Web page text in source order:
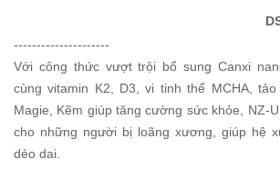
---------------------
Với công thức vượt trội bổ sung Canxi
cùng vitamin K2, D3, vi tinh thể MCHA, tảo
Magie, Kẽm giúp tăng cường sức khỏe, NZ-
cho những người bị loãng xương, giúp hệ
dẻo dai.